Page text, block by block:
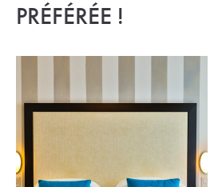
PRÉFÉRÉE !